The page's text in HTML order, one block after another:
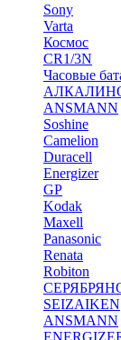
Sony
Varta
Космос
CR1/3N
Часовые
ANSMANN
Soshine
Camelion
Duracell
Energizer
GP
Kodak
Maxell
Panasonic
Renata
Robiton
SEIZAIKEN
ANSMANN